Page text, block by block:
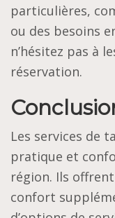
particulières,
ou des besoins
n’hésitez pas à
réservation.
Les services de
pratique et
région. Ils
confort